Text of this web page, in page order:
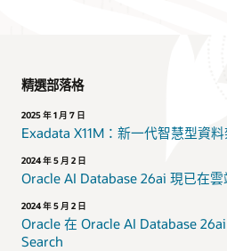
精選部落格
2025 年 1 月 7 日
Exadata X11M：新一代智慧型資
2024 年 5 月 2 日
Oracle AI Database 26ai 現已在
2024 年 5 月 2 日
Oracle 在 Oracle AI Database
Search